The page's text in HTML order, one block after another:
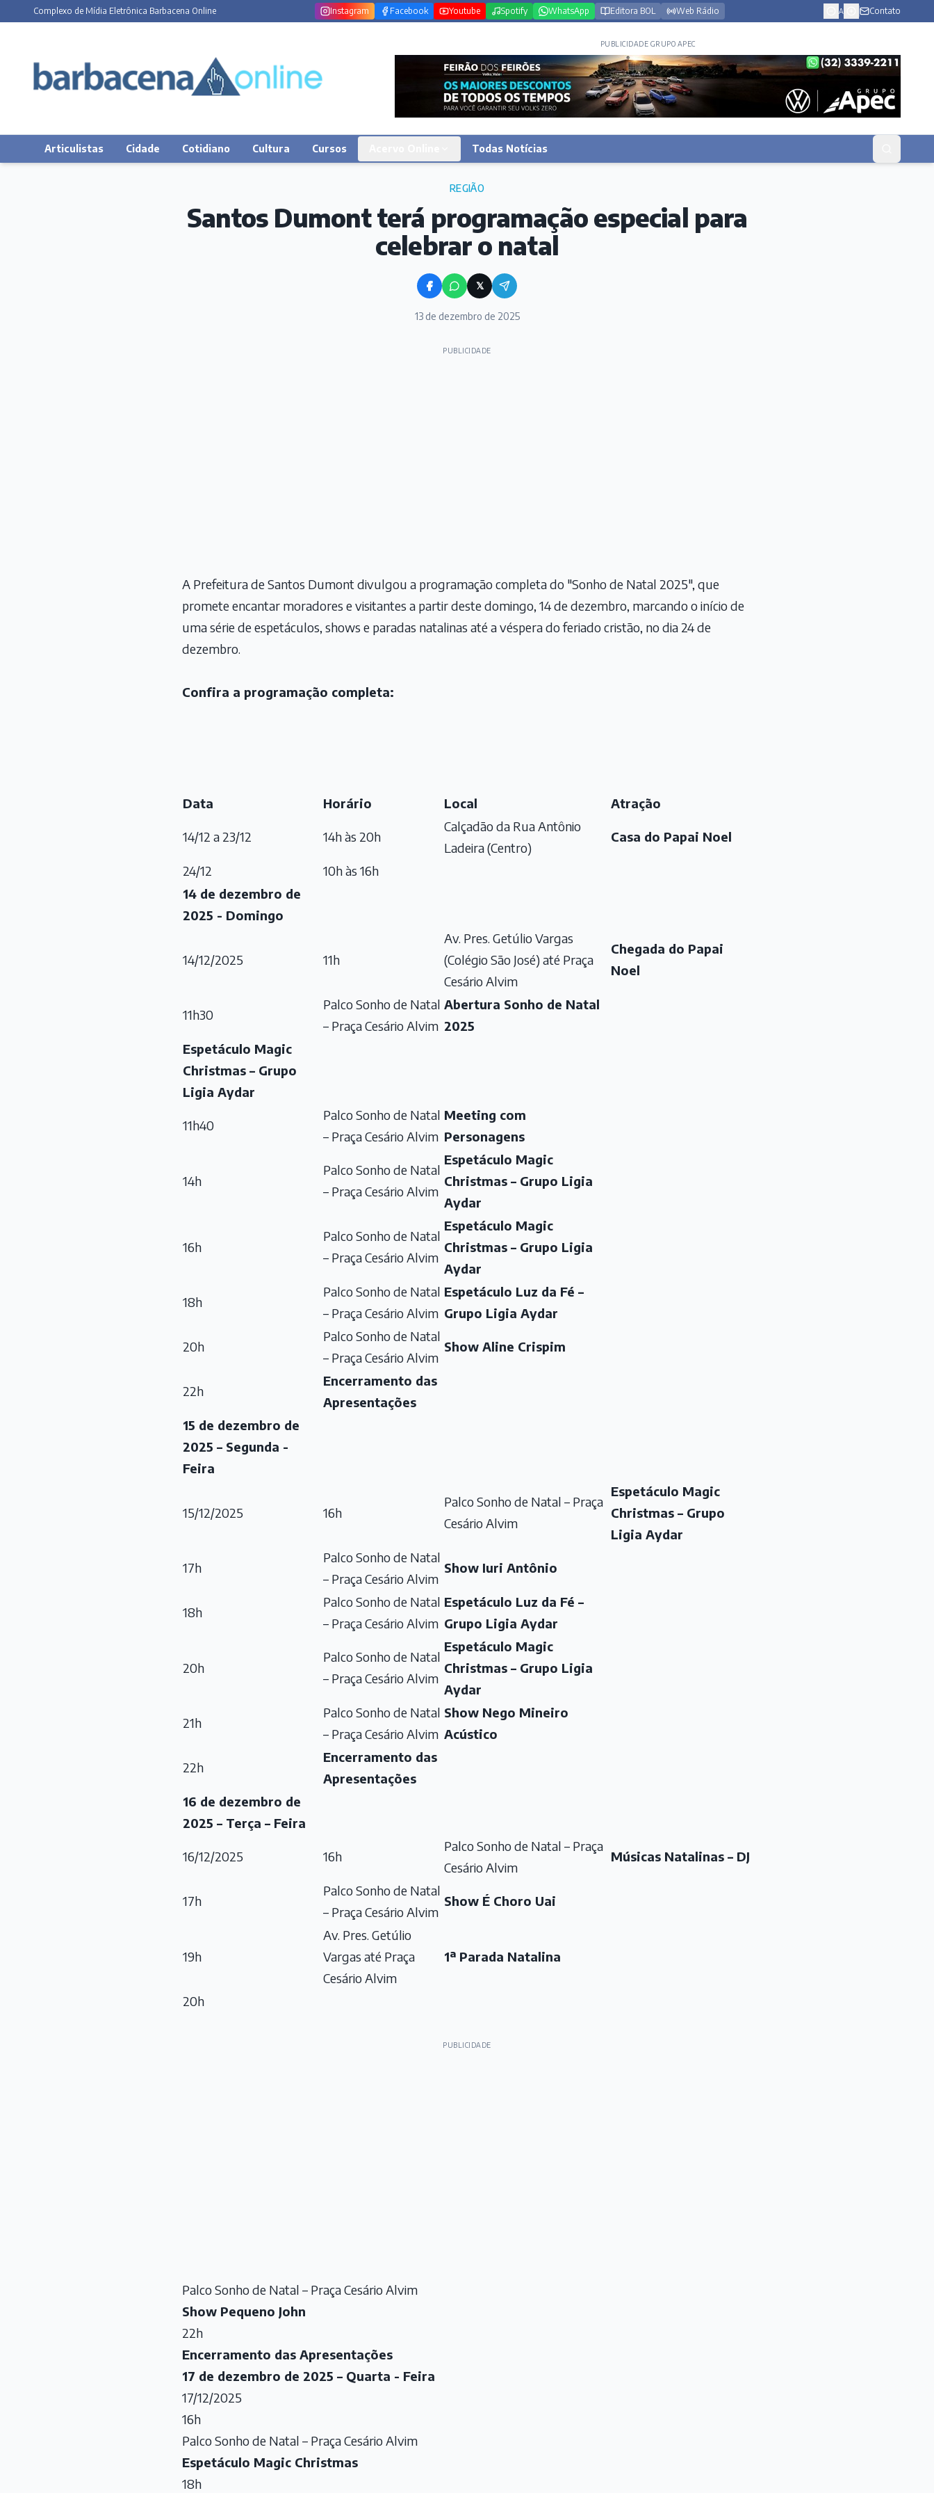
Complexo de Mídia Eletrônica Barbacena Online Instagram Facebook Youtube Spotify WhatsApp Editora BOL Web Rádio A Contato
PUBLICIDADE GRUPO APEC
Articulistas Cidade Cotidiano Cultura Cursos Todas Notícias
REGIÃO
Santos Dumont terá programação especial para
celebrar o natal
𝕏
13 de dezembro de 2025
PUBLICIDADE
A Prefeitura de Santos Dumont divulgou a programação completa do "Sonho de Natal 2025", que
promete encantar moradores e visitantes a partir deste domingo, 14 de dezembro, marcando o início de
uma série de espetáculos, shows e paradas natalinas até a véspera do feriado cristão, no dia 24 de
dezembro.
Confira a programação completa:
Data Horário Local Atração
14/12 a 23/12 14h às 20h
Calçadão da Rua Antônio
Ladeira (Centro)
Casa do Papai Noel
24/12
10h às 16h
14 de dezembro de
2025 - Domingo
14/12/2025 11h
Av. Pres. Getúlio Vargas
(Colégio São José) até Praça
Cesário Alvim
Chegada do Papai
Noel
11h30
Palco Sonho de Natal
– Praça Cesário Alvim
Abertura Sonho de Natal
2025
Espetáculo Magic
Christmas – Grupo
Ligia Aydar
11h40
Palco Sonho de Natal
– Praça Cesário Alvim
Meeting com
Personagens
14h
Palco Sonho de Natal
– Praça Cesário Alvim
Espetáculo Magic
Christmas – Grupo Ligia
Aydar
16h
Palco Sonho de Natal
– Praça Cesário Alvim
Espetáculo Magic
Christmas – Grupo Ligia
Aydar
18h
Palco Sonho de Natal
– Praça Cesário Alvim
Espetáculo Luz da Fé –
Grupo Ligia Aydar
20h
Palco Sonho de Natal
– Praça Cesário Alvim
Show Aline Crispim
22h
Encerramento das
Apresentações
15 de dezembro de
2025 – Segunda -
Feira
15/12/2025 16h
Palco Sonho de Natal – Praça
Cesário Alvim
Espetáculo Magic
Christmas – Grupo
Ligia Aydar
17h
Palco Sonho de Natal
– Praça Cesário Alvim
Show Iuri Antônio
18h
Palco Sonho de Natal
– Praça Cesário Alvim
Espetáculo Luz da Fé –
Grupo Ligia Aydar
20h
Palco Sonho de Natal
– Praça Cesário Alvim
Espetáculo Magic
Christmas – Grupo Ligia
Aydar
21h
Palco Sonho de Natal
– Praça Cesário Alvim
Show Nego Mineiro
Acústico
22h
Encerramento das
Apresentações
16 de dezembro de
2025 – Terça – Feira
16/12/2025 16h
Palco Sonho de Natal – Praça
Cesário Alvim
Músicas Natalinas – DJ
17h
Palco Sonho de Natal
– Praça Cesário Alvim
Show É Choro Uai
19h
Av. Pres. Getúlio
Vargas até Praça
Cesário Alvim
1ª Parada Natalina
20h
PUBLICIDADE
Palco Sonho de Natal – Praça Cesário Alvim
Show Pequeno John
22h
Encerramento das Apresentações
17 de dezembro de 2025 – Quarta - Feira
17/12/2025
16h
Palco Sonho de Natal – Praça Cesário Alvim
Espetáculo Magic Christmas
18h